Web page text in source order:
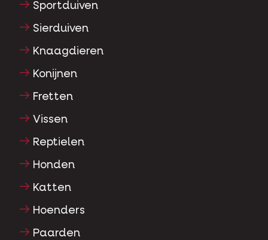
Sportduiven
Sierduiven
Knaagdieren
Konijnen
Fretten
Vissen
Reptielen
Honden
Katten
Hoenders
Paarden